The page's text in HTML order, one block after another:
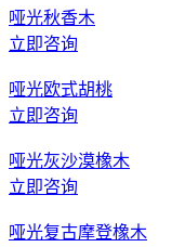
哑光秋香木
立即咨询
哑光欧式胡桃
立即咨询
哑光灰沙漠橡木
立即咨询
哑光复古摩登橡木